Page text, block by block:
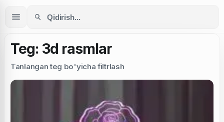
Teg: 3d rasmlar
Tanlangan teg bo'yicha filtrlash